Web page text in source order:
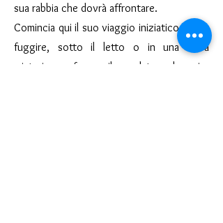
sua rabbia che dovrà affrontare.
Comincia qui il suo viaggio iniziatico, potrà
fuggire, sotto il letto o in una terra
misteriosa, sfogare il suo lato selvaggio,